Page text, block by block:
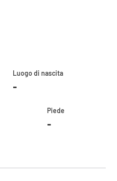
Luogo di nascita
-
Piede
-